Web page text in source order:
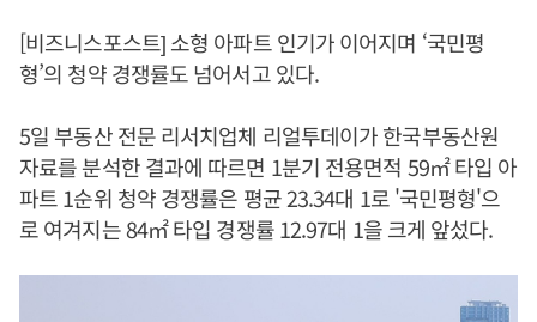
[비즈니스포스트] 소형 아파트 인기가 이어지며 ‘국민평
형’의 청약 경쟁률도 넘어서고 있다.
5일 부동산 전문 리서치업체 리얼투데이가 한국부동산원
자료를 분석한 결과에 따르면 1분기 전용면적 59㎡ 타입 아
파트 1순위 청약 경쟁률은 평균 23.34대 1로 '국민평형'으
로 여겨지는 84㎡ 타입 경쟁률 12.97대 1을 크게 앞섰다.